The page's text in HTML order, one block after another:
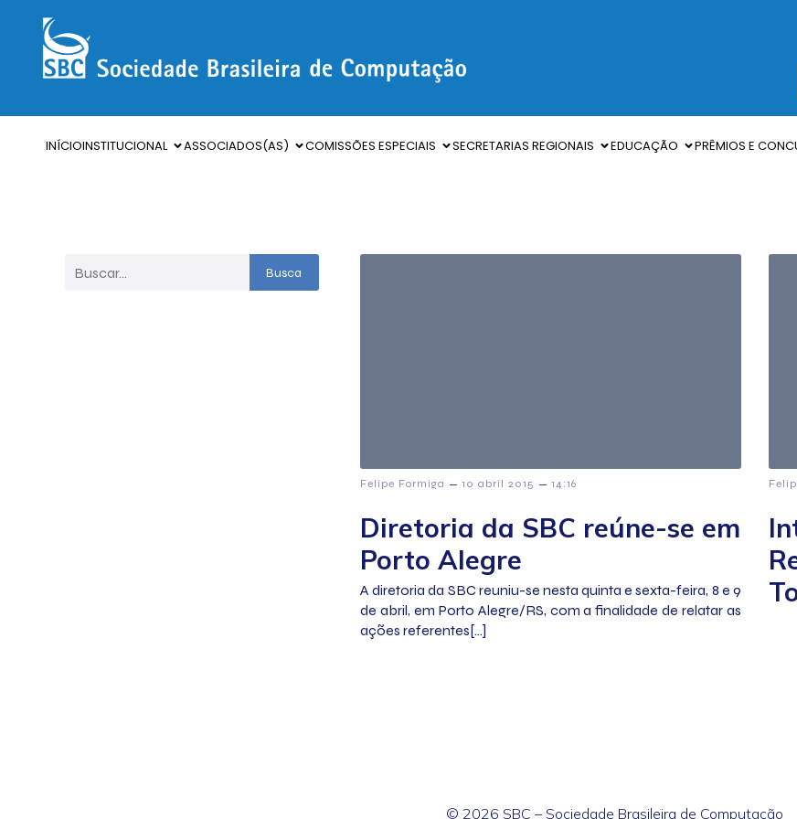
INÍCIOINSTITUCIONAL ASSOCIADOS(AS) COMISSÕES ESPECIAIS SECRETARIAS REGIONAIS EDUCAÇÃO PRÊMIOS E
Busca
Felipe Formiga – 10 abril 2015 – 14:16
Diretoria da SBC reúne-se em
Porto Alegre
A diretoria da SBC reuniu-se nesta quinta e sexta-feira, 8 e 9
de abril, em Porto Alegre/RS, com a finalidade de relatar as
ações referentes[…]
© 2026 SBC – Sociedade Brasileira de Computação